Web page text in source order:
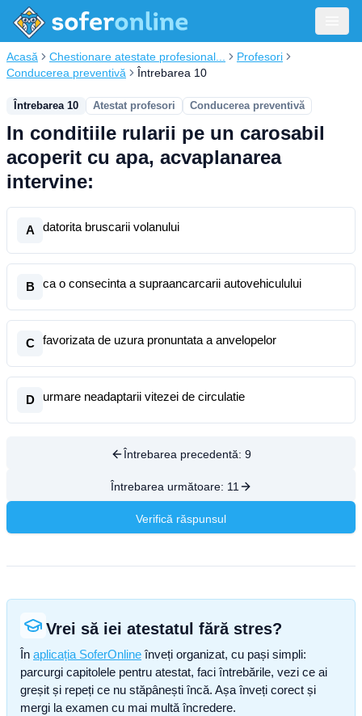
Acasă Chestionare atestate profesional...
Profesori
Conducerea preventivă
Întrebarea 10
Întrebarea 10 Atestat profesori Conducerea preventivă
In conditiile rularii pe un carosabil
acoperit cu apa, acvaplanarea
intervine:
A datorita bruscarii volanului
B ca o consecinta a supraancarcarii autovehiculului
C favorizata de uzura pronuntata a anvelopelor
D urmare neadaptarii vitezei de circulatie
Întrebarea precedentă: 9
Întrebarea următoare: 11
Verifică răspunsul
Vrei să iei atestatul fără stres?
În aplicația SoferOnline înveți organizat, cu pași simpli:
parcurgi capitolele pentru atestat, faci întrebările, vezi ce ai
greșit și repeți ce nu stăpânești încă. Așa înveți corect și
mergi la examen cu mai multă încredere.